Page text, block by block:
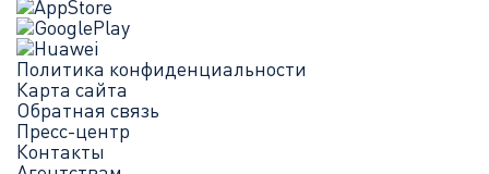
Политика конфиденциальности
Карта сайта
Обратная связь
Пресс-центр
Контакты